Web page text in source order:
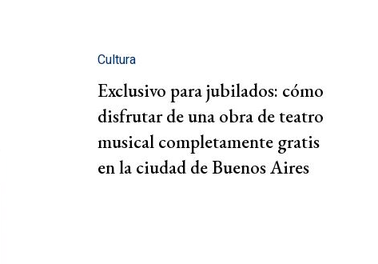
Cultura
Exclusivo para jubilados: cómo
disfrutar de una obra de teatro
musical completamente gratis
en la ciudad de Buenos Aires